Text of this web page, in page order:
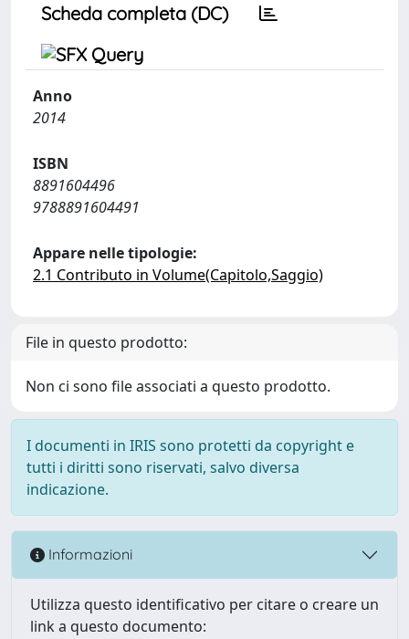
Scheda completa (DC)
Anno
2014
ISBN
8891604496
9788891604491
Appare nelle tipologie:
2.1 Contributo in Volume(Capitolo,Saggio)
File in questo prodotto:
Non ci sono file associati a questo prodotto.
I documenti in IRIS sono protetti da copyright e
tutti i diritti sono riservati, salvo diversa
indicazione.
Informazioni
Utilizza questo identificativo per citare o creare un
link a questo documento: